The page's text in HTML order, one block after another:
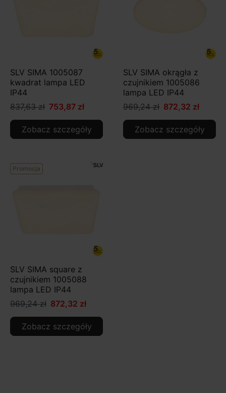
SLV SIMA 1005087
kwadrat lampa LED
IP44
837,63 zł 753,87 zł
Zobacz szczegóły
SLV SIMA okrągła z
czujnikiem 1005086
lampa LED IP44
969,24 zł 872,32 zł
Zobacz szczegóły
Promocja
SLV SIMA square z
czujnikiem 1005088
lampa LED IP44
969,24 zł 872,32 zł
Zobacz szczegóły